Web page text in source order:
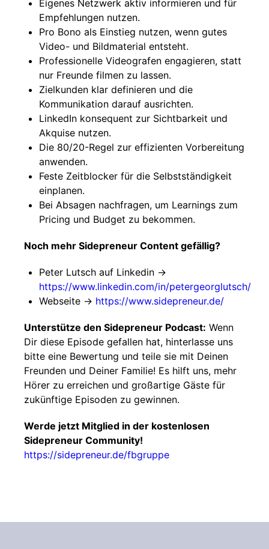
Eigenes Netzwerk aktiv informieren und für
Empfehlungen nutzen.
Pro Bono als Einstieg nutzen, wenn gutes
Video- und Bildmaterial entsteht.
Professionelle Videografen engagieren, statt
nur Freunde filmen zu lassen.
Zielkunden klar definieren und die
Kommunikation darauf ausrichten.
LinkedIn konsequent zur Sichtbarkeit und
Akquise nutzen.
Die 80/20-Regel zur effizienten Vorbereitung
anwenden.
Feste Zeitblocker für die Selbstständigkeit
einplanen.
Bei Absagen nachfragen, um Learnings zum
Pricing und Budget zu bekommen.
Noch mehr Sidepreneur Content gefällig?
Peter Lutsch auf Linkedin ->
https://www.linkedin.com/in/petergeorglutsch/
Webseite -> https://www.sidepreneur.de/
Unterstütze den Sidepreneur Podcast: Wenn
Dir diese Episode gefallen hat, hinterlasse uns
bitte eine Bewertung und teile sie mit Deinen
Freunden und Deiner Familie! Es hilft uns, mehr
Hörer zu erreichen und großartige Gäste für
zukünftige Episoden zu gewinnen.
Werde jetzt Mitglied in der kostenlosen
Sidepreneur Community!
https://sidepreneur.de/fbgruppe